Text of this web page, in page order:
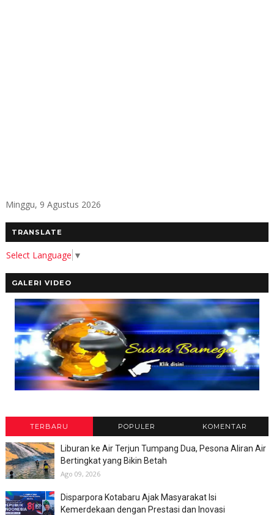
Minggu, 9 Agustus 2026
TRANSLATE
Select Language ▼
GALERI VIDEO
TERBARU POPULER KOMENTAR
Liburan ke Air Terjun Tumpang Dua, Pesona Aliran Air
Bertingkat yang Bikin Betah
Ago 09, 2026
Disparpora Kotabaru Ajak Masyarakat Isi
Kemerdekaan dengan Prestasi dan Inovasi